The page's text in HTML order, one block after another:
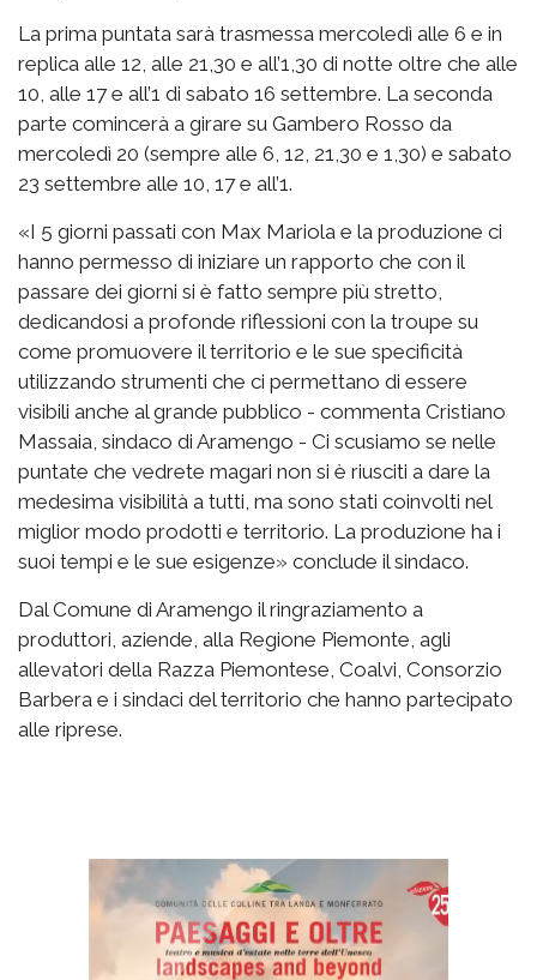
La prima puntata sarà trasmessa mercoledì alle 6 e in
replica alle 12, alle 21,30 e all’1,30 di notte oltre che alle
10, alle 17 e all’1 di sabato 16 settembre. La seconda
parte comincerà a girare su Gambero Rosso da
mercoledì 20 (sempre alle 6, 12, 21,30 e 1,30) e sabato
23 settembre alle 10, 17 e all’1.
«I 5 giorni passati con Max Mariola e la produzione ci
hanno permesso di iniziare un rapporto che con il
passare dei giorni si è fatto sempre più stretto,
dedicandosi a profonde riflessioni con la troupe su
come promuovere il territorio e le sue specificità
utilizzando strumenti che ci permettano di essere
visibili anche al grande pubblico - commenta Cristiano
Massaia, sindaco di Aramengo - Ci scusiamo se nelle
puntate che vedrete magari non si è riusciti a dare la
medesima visibilità a tutti, ma sono stati coinvolti nel
miglior modo prodotti e territorio. La produzione ha i
suoi tempi e le sue esigenze» conclude il sindaco.
Dal Comune di Aramengo il ringraziamento a
produttori, aziende, alla Regione Piemonte, agli
allevatori della Razza Piemontese, Coalvi, Consorzio
Barbera e i sindaci del territorio che hanno partecipato
alle riprese.